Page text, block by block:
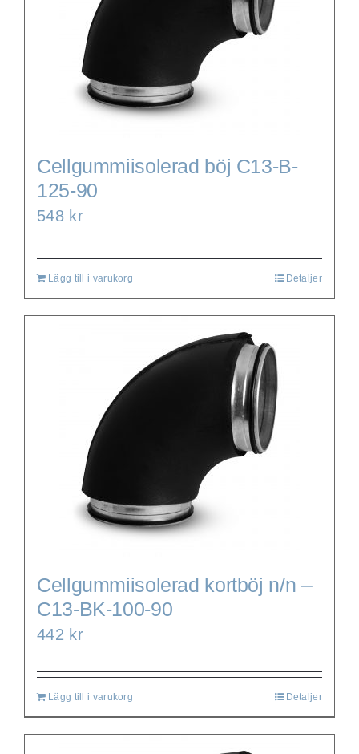
Cellgummiisolerad böj C13-B-
125-90
548 kr
Lägg till i varukorg Detaljer
Cellgummiisolerad kortböj n/n –
C13-BK-100-90
442 kr
Lägg till i varukorg Detaljer